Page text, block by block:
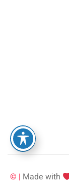
Made with